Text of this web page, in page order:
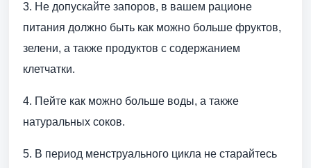
3. Не допускайте запоров, в вашем рационе
питания должно быть как можно больше фруктов,
зелени, а также продуктов с содержанием
клетчатки.
4. Пейте как можно больше воды, а также
натуральных соков.
5. В период менструального цикла не старайтесь